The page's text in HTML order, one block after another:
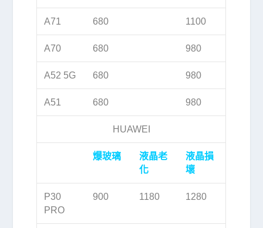
A71 680 1100
A70 680 980
A52 5G 680 980
A51 680 980
HUAWEI
爆玻璃
液晶老
化
液晶損
壞
P30
PRO
900 1180 1280